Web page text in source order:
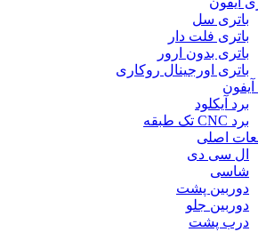
باتری سل
باتری فلت دار
باتری بدون ارور
باتری اورجینال روکاری
آیفون
برد آیکلود
برد CNC تک طبقه
اصلی
ال سی دی
شاسی
دوربین پشت
دوربین جلو
درب پشت